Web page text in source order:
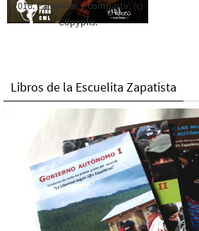
2016. Para rolar y compartir. (c)
Copyplis.
Libros de la Escuelita Zapatista